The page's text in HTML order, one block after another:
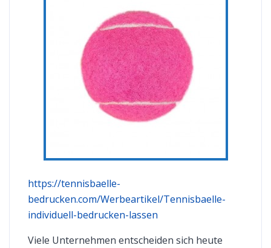
https://tennisbaelle-
bedrucken.com/Werbeartikel/Tennisbaelle-
individuell-bedrucken-lassen
Viele Unternehmen entscheiden sich heute